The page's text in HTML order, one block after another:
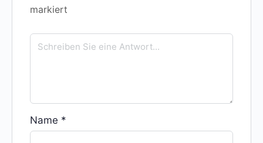
markiert
Name *